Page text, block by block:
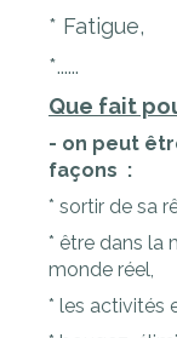
* Fatigue,
*......
Que fait
- on peut
façons :
* sortir de sa
* être dans la
monde réel,
* les activités